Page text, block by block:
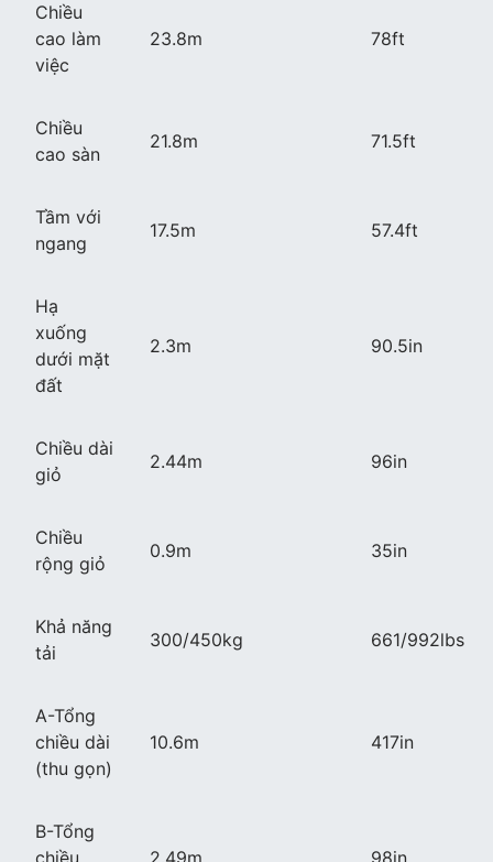
Chiều
cao làm
việc
23.8m 78ft
Chiều
cao sàn
21.8m 71.5ft
Tầm với
ngang
17.5m 57.4ft
Hạ
xuống
dưới mặt
đất
2.3m 90.5in
Chiều dài
giỏ
2.44m 96in
Chiều
rộng giỏ
0.9m 35in
Khả năng
tải
300/450kg 661/992lbs
A-Tổng
chiều dài
(thu gọn)
10.6m 417in
B-Tổng